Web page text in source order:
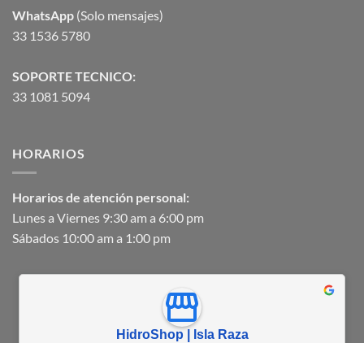
WhatsApp (Solo mensajes)
33 1536 5780
SOPORTE TECNICO:
33 1081 5094
HORARIOS
Horarios de atención personal:
Lunes a Viernes 9:30 am a 6:00 pm
Sábados 10:00 am a 1:00 pm
HidroShop | Isla Raza